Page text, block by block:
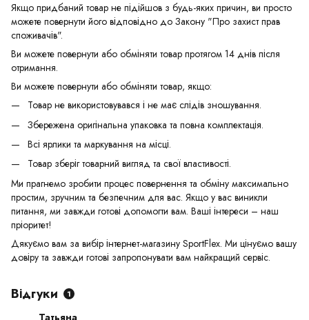
Якщо придбаний товар не підійшов з будь-яких причин, ви просто
можете повернути його відповідно до Закону "Про захист прав
споживачів".
Ви можете повернути або обміняти товар протягом 14 днів після
отримання.
Ви можете повернути або обміняти товар, якщо:
Товар не використовувався і не має слідів зношування.
Збережена оригінальна упаковка та повна комплектація.
Всі ярлики та маркування на місці.
Товар зберіг товарний вигляд та свої властивості.
Ми прагнемо зробити процес повернення та обміну максимально
простим, зручним та безпечним для вас. Якщо у вас виникли
питання, ми завжди готові допомогти вам. Ваші інтереси – наш
пріоритет!
Дякуємо вам за вибір інтернет-магазину SportFlex. Ми цінуємо вашу
довіру та завжди готові запропонувати вам найкращий сервіс.
Відгуки 1
Татьяна